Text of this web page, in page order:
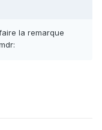
la remarque